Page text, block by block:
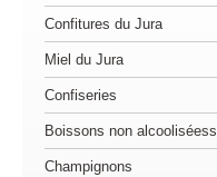
Confitures du Jura
Miel du Jura
Confiseries
Boissons non alcooliséess
Champignons